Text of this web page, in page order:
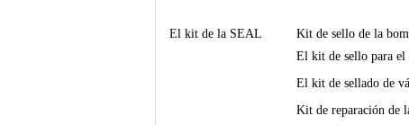
El kit de la SEAL Kit de sello de la
El kit de sello para
El kit de sellado de
Kit de reparación de